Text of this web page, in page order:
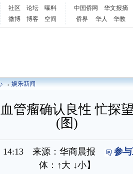
社区 论坛
曝料
微博
博客 空间
中国侨网
华文报摘
侨界
华人 华教
→娱乐新闻
管瘤确认良性 忙探
(图)
14:13 来源：华商晨报
参
体： ↑大 ↓小】